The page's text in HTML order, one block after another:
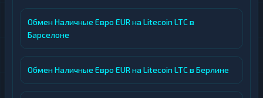
Обмен Наличные Евро EUR на Litecoin LTC в
Барселоне
Обмен Наличные Евро EUR на Litecoin LTC в Берлине